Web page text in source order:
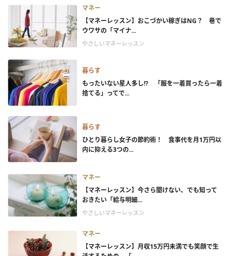
マネー
【マネーレッスン】おこづかい稼ぎはNG？ 巷で
ウワサの「マイナ...
やさしいマネーレッスン
暮らす
もったいない星人多し!? 「服を一着買ったら一着
捨てる」ってで...
暮らす
ひとり暮らし女子の節約術！ 食事代を月1万円以
内に抑える3つの...
マネー
【マネーレッスン】今さら聞けない、でも知って
おきたい「給与明細...
やさしいマネーレッスン
マネー
【マネーレッスン】月収15万円未満でも笑顔で生